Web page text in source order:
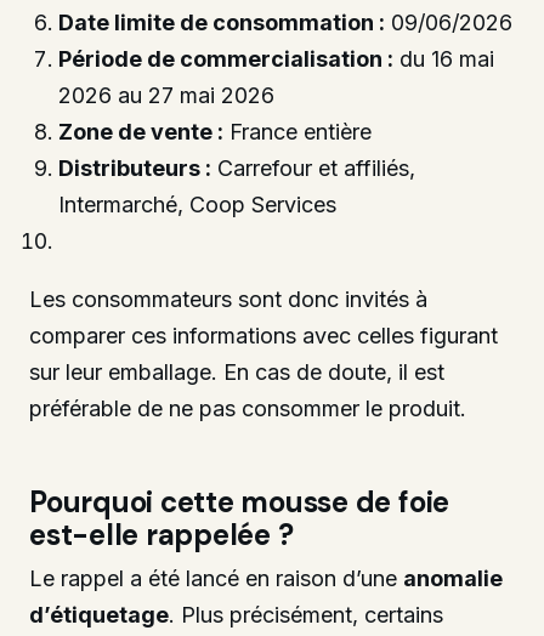
Date limite de consommation : 09/06/2026
Période de commercialisation : du 16 mai
2026 au 27 mai 2026
Zone de vente : France entière
Distributeurs : Carrefour et affiliés,
Intermarché, Coop Services
Les consommateurs sont donc invités à
comparer ces informations avec celles figurant
sur leur emballage. En cas de doute, il est
préférable de ne pas consommer le produit.
Pourquoi cette mousse de foie
est-elle rappelée ?
Le rappel a été lancé en raison d’une anomalie
d’étiquetage. Plus précisément, certains